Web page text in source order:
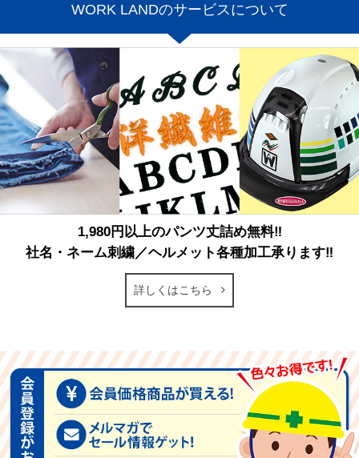
WORK LANDのサービスについて
1,980円以上のパンツ丈詰め無料‼
社名・ネーム刺繍／ヘルメット各種加工承ります‼
詳しくはこちら